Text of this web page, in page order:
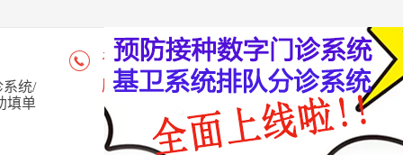
系统/
填单
咨询热线：4006-028-965
座 机：028-87438905